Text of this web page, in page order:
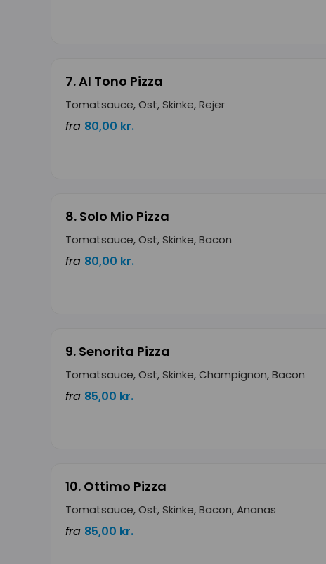
7. Al Tono Pizza
Tomatsauce, Ost, Skinke, Rejer
fra 80,00 kr.
8. Solo Mio Pizza
Tomatsauce, Ost, Skinke, Bacon
fra 80,00 kr.
9. Senorita Pizza
Tomatsauce, Ost, Skinke, Champignon, Bacon
fra 85,00 kr.
10. Ottimo Pizza
Tomatsauce, Ost, Skinke, Bacon, Ananas
fra 85,00 kr.